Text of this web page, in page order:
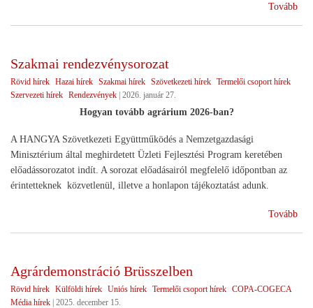
Tovább
Szakmai rendezvénysorozat
Rövid hírek Hazai hírek Szakmai hírek Szövetkezeti hírek Termelői csoport hírek
Szervezeti hírek Rendezvények 2026. január 27.
Hogyan tovább agrárium 2026-ban?
A HANGYA Szövetkezeti Együttműködés a Nemzetgazdasági
Minisztérium által meghirdetett Üzleti Fejlesztési Program keretében
előadássorozatot indít. A sorozat előadásairól megfelelő időpontban az
érintetteknek közvetlenül, illetve a honlapon tájékoztatást adunk.
Tovább
Agrárdemonstráció Brüsszelben
Rövid hírek Külföldi hírek Uniós hírek Termelői csoport hírek COPA-COGECA
Média hírek | 2025. december 15.